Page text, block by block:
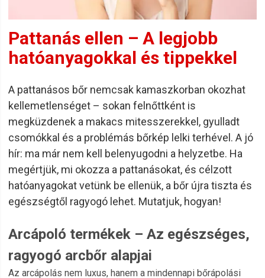
Pattanás ellen – A legjobb
hatóanyagokkal és tippekkel
A pattanásos bőr nemcsak kamaszkorban okozhat
kellemetlenséget – sokan felnőttként is
megküzdenek a makacs mitesszerekkel, gyulladt
csomókkal és a problémás bőrkép lelki terhével. A jó
hír: ma már nem kell belenyugodni a helyzetbe. Ha
megértjük, mi okozza a pattanásokat, és célzott
hatóanyagokat vetünk be ellenük, a bőr újra tiszta és
egészségtől ragyogó lehet. Mutatjuk, hogyan!
Arcápoló termékek – Az egészséges,
ragyogó arcbőr alapjai
Az arcápolás nem luxus, hanem a mindennapi bőrápolási